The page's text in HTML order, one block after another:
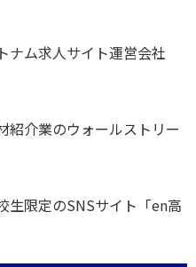
ナム求人サイト運営会社
紹介業のウォールストリー
生限定のSNSサイト「en高